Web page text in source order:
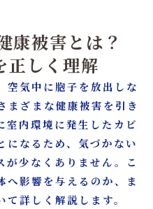
とは？重症化リスク
カビの関係性
環境とは
再発するカビの理由
ビ対策の重要性
を同時に行うメリット
康被害とは？
正しく理解
空気中に胞子を放出しな
まざまな健康被害を引き
室内環境に発生したカビ
になるため、気づかない
が少なくありません。こ
へ影響を与えるのか、ま
詳しく解説します。